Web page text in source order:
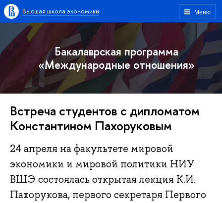
Меню
Высшая школа экономики
Бакалаврская программа
«Международные отношения»
Встреча студентов с дипломатом
Константином Пахоруковым
24 апреля на факультете мировой
экономики и мировой политики НИУ
ВШЭ состоялась открытая лекция К.И.
Пахорукова, первого секретаря Первого